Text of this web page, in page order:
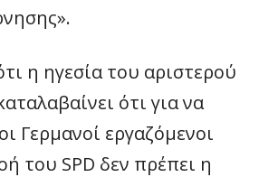
η ηγεσία του αριστερού
ότι για να
Γερμανοί εργαζόμενοι
του SPD δεν πρέπει η